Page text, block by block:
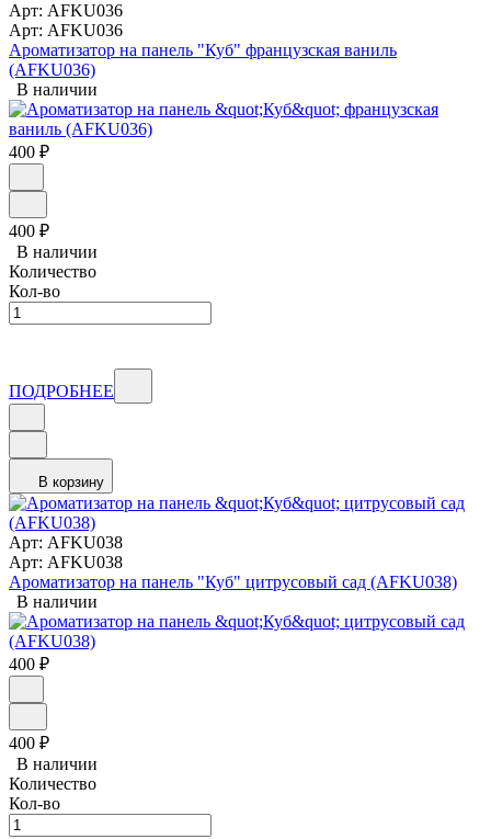
Арт: AFKU036
Арт: AFKU036
Ароматизатор на панель "Куб" французская ваниль
(AFKU036)
В наличии
400 ₽
400 ₽
В наличии
Количество
Кол-во
ПОДРОБНЕЕ
В корзину
Арт: AFKU038
Арт: AFKU038
Ароматизатор на панель "Куб" цитрусовый сад (AFKU038)
В наличии
400 ₽
400 ₽
В наличии
Количество
Кол-во